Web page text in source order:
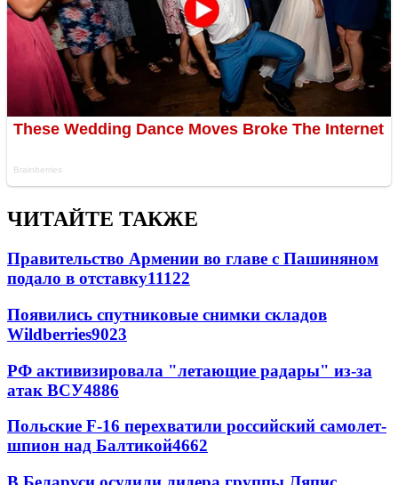
ЧИТАЙТЕ ТАКЖЕ
Правительство Армении во главе с Пашиняном
подало в отставку11122
Появились спутниковые снимки складов
Wildberries9023
РФ активизировала "летающие радары" из-за
атак ВСУ4886
Польские F-16 перехватили российский самолет-
шпион над Балтикой4662